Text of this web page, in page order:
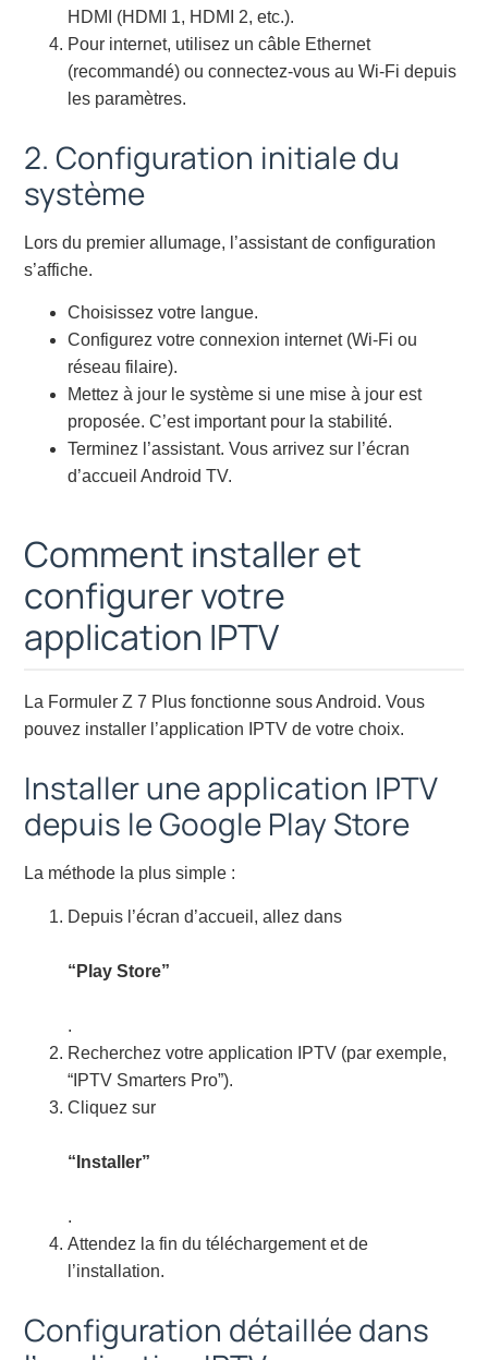
HDMI (HDMI 1, HDMI 2, etc.).
Pour internet, utilisez un câble Ethernet
(recommandé) ou connectez-vous au Wi-Fi depuis
les paramètres.
2. Configuration initiale du
système
Lors du premier allumage, l’assistant de configuration
s’affiche.
Choisissez votre langue.
Configurez votre connexion internet (Wi-Fi ou
réseau filaire).
Mettez à jour le système si une mise à jour est
proposée. C’est important pour la stabilité.
Terminez l’assistant. Vous arrivez sur l’écran
d’accueil Android TV.
Comment installer et
configurer votre
application IPTV
La Formuler Z 7 Plus fonctionne sous Android. Vous
pouvez installer l’application IPTV de votre choix.
Installer une application IPTV
depuis le Google Play Store
La méthode la plus simple :
Depuis l’écran d’accueil, allez dans
“Play Store”
.
Recherchez votre application IPTV (par exemple,
“IPTV Smarters Pro”).
Cliquez sur
“Installer”
.
Attendez la fin du téléchargement et de
l’installation.
Configuration détaillée dans